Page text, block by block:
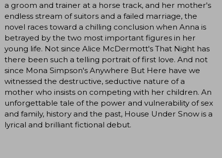
a groom and trainer at a horse track, and her mother's
endless stream of suitors and a failed marriage, the
novel races toward a chilling conclusion when Anna is
betrayed by the two most important figures in her
young life. Not since Alice McDermott's That Night has
there been such a telling portrait of first love. And not
since Mona Simpson's Anywhere But Here have we
witnessed the destructive, seductive nature of a
mother who insists on competing with her children. An
unforgettable tale of the power and vulnerability of sex
and family, history and the past, House Under Snow is a
lyrical and brilliant fictional debut.